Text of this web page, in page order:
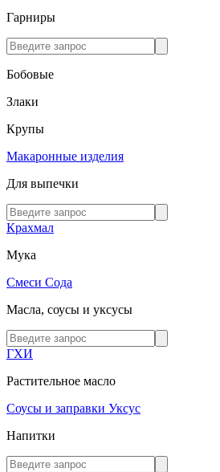
Гарниры
Бобовые
Злаки
Крупы
Макаронные изделия
Для выпечки
Крахмал
Мука
Смеси Сода
Масла, соусы и уксусы
ГХИ
Растительное масло
Соусы и заправки Уксус
Напитки